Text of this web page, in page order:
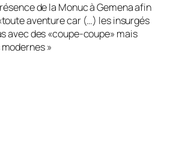
de la Monuc à Gemena afin
aventure car (…) les insurgés
avec des «coupe-coupe» mais
»